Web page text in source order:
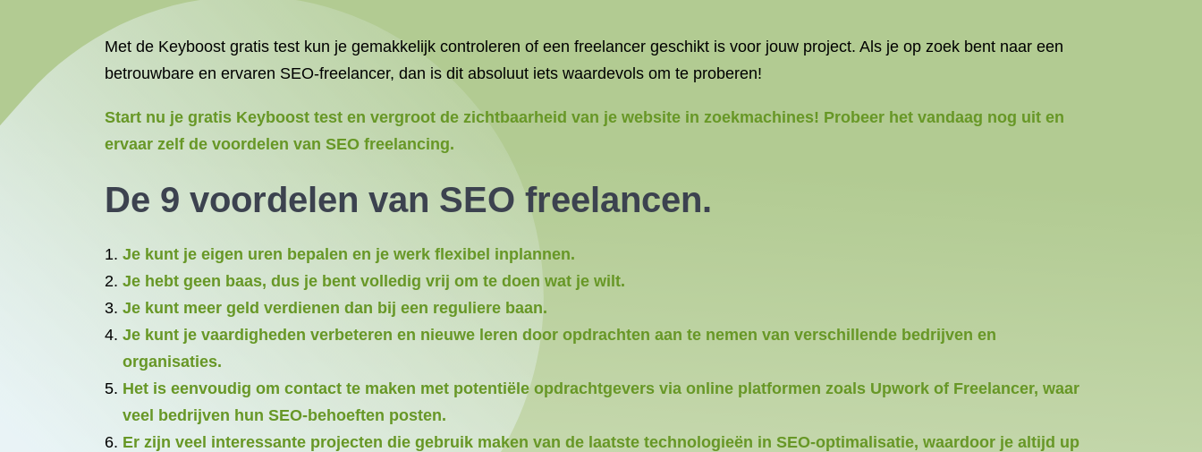
Met de Keyboost gratis test kun je gemakkelijk controleren of een freelancer geschikt is voor jouw project. Als je op zoek bent naar een
betrouwbare en ervaren SEO-freelancer, dan is dit absoluut iets waardevols om te proberen!
Start nu je gratis Keyboost test en vergroot de zichtbaarheid van je website in zoekmachines! Probeer het vandaag nog uit en
ervaar zelf de voordelen van SEO freelancing.
De 9 voordelen van SEO freelancen.
Je kunt je eigen uren bepalen en je werk flexibel inplannen.
Je hebt geen baas, dus je bent volledig vrij om te doen wat je wilt.
Je kunt meer geld verdienen dan bij een reguliere baan.
Je kunt je vaardigheden verbeteren en nieuwe leren door opdrachten aan te nemen van verschillende bedrijven en
organisaties.
Het is eenvoudig om contact te maken met potentiële opdrachtgevers via online platformen zoals Upwork of Freelancer, waar
veel bedrijven hun SEO-behoeften posten.
Er zijn veel interessante projecten die gebruik maken van de laatste technologieën in SEO-optimalisatie, waardoor je altijd up